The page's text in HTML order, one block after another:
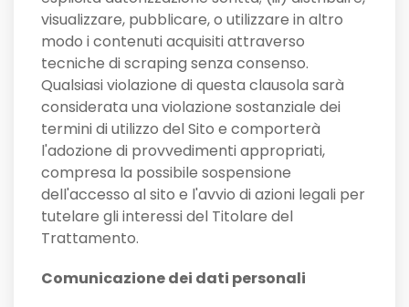
visualizzare, pubblicare, o utilizzare in altro
modo i contenuti acquisiti attraverso
tecniche di scraping senza consenso.
Qualsiasi violazione di questa clausola sarà
considerata una violazione sostanziale dei
termini di utilizzo del Sito e comporterà
l'adozione di provvedimenti appropriati,
compresa la possibile sospensione
dell'accesso al sito e l'avvio di azioni legali per
tutelare gli interessi del Titolare del
Trattamento.
Comunicazione dei dati personali